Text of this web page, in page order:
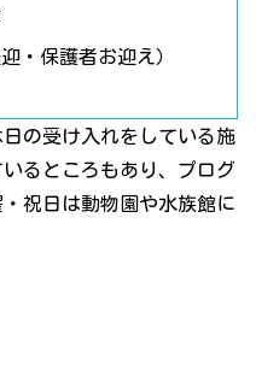
・保護者お迎え）
の受け入れをしている施
るところもあり、プログ
祝日は動物園や水族館に